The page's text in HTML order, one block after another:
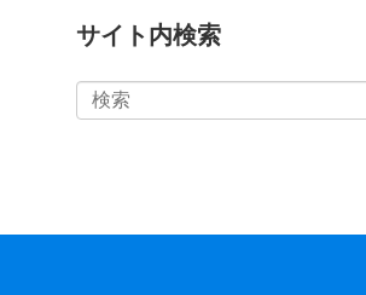
サイト内検索